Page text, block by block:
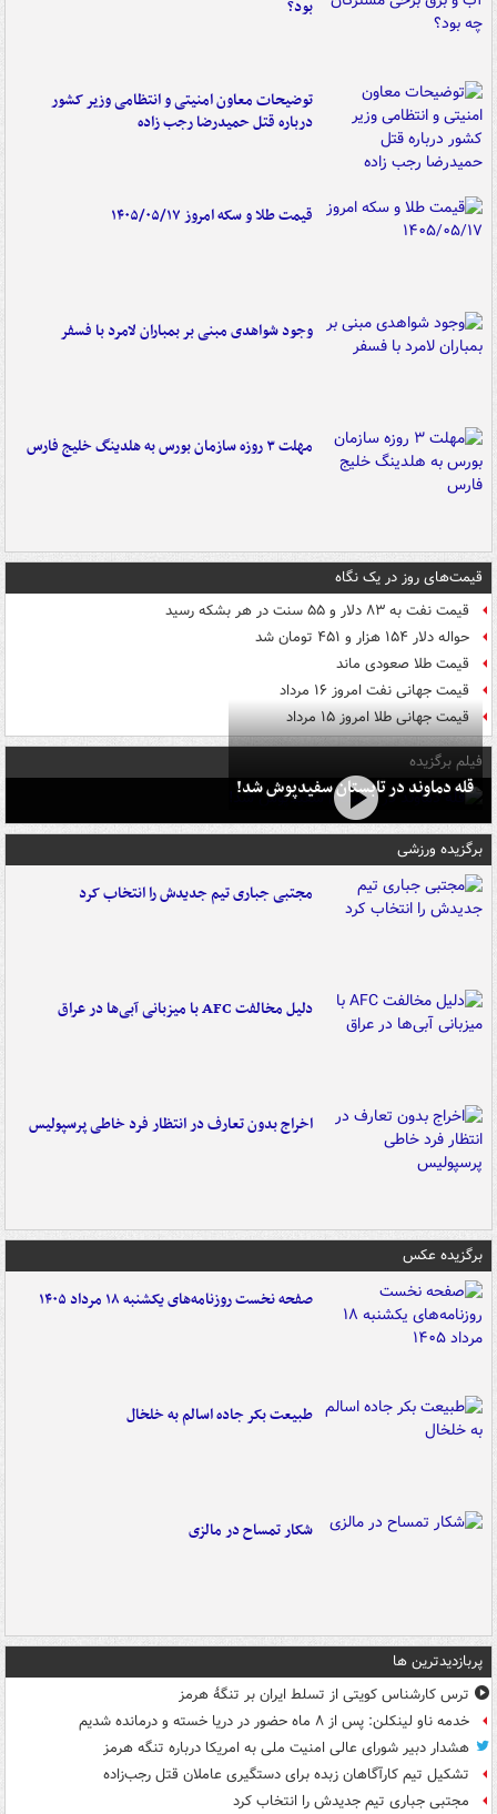
بود؟
توضیحات معاون امنیتی و انتظامی وزیر کشور
درباره قتل حمیدرضا رجب زاده
قیمت طلا و سکه امروز ۱۴۰۵/۰۵/۱۷
وجود شواهدی مبنی بر بمباران لامرد با فسفر
مهلت ۳ روزه سازمان بورس به هلدینگ خلیج فارس
قیمت‌های روز در یک نگاه
قیمت نفت به ۸۳ دلار و ۵۵ سنت در هر بشکه رسید
حواله دلار ۱۵۴ هزار و ۴۵۱ تومان شد
قیمت طلا صعودی ماند
قیمت جهانی نفت امروز ۱۶ مرداد
قیمت جهانی طلا امروز ۱۵ مرداد
فیلم برگزیده
قله دماوند در تابستان سفیدپوش شد!
برگزیده ورزشی
مجتبی جباری تیم جدیدش را انتخاب کرد
دلیل مخالفت AFC با میزبانی آبی‌ها در عراق
اخراج بدون تعارف در انتظار فرد خاطی پرسپولیس
برگزیده عکس
صفحه نخست روزنامه‌های یکشنبه ۱۸ مرداد ۱۴۰۵
طبیعت بکر جاده اسالم به خلخال
شکار تمساح در مالزی
پربازدیدترین ها
ترس کارشناس کویتی از تسلط ایران بر تنگۀ هرمز
خدمه ناو لینکلن: پس از ۸ ماه حضور در دریا خسته و درمانده‌ شدیم
هشدار دبیر شورای عالی امنیت ملی به امریکا درباره تنگه هرمز
تشکیل تیم کارآگاهان زبده برای دستگیری عاملان قتل رجب‌زاده
مجتبی جباری تیم جدیدش را انتخاب کرد